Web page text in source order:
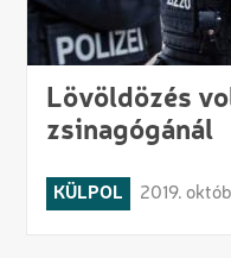
Lövöldözés
zsinagógánál
KÜLPOL 2019.